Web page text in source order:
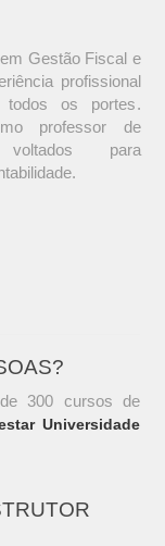
Gestão Fiscal e
profissional
os portes.
professor de
para
300 cursos de
Universidade